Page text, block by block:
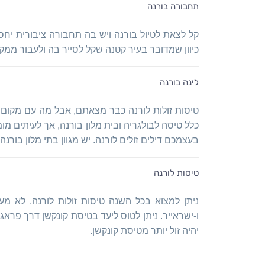
תחבורה בורנה
קל לצאת לטיול בורנה ויש בה תחבורה ציבורית
כיוון שמדובר בעיר קטנה שקל לסייר בה ולעבור
לינה בורנה
טיסות זולות לורנה כבר מצאתם, אבל מה עם מקום
כלל טיסה לבולגריה ובית מלון בורנה, אך לעיתים
בעצמכם דילים זולים לורנה. יש מגוון בתי מלון
טיסות לורנה
ניתן למצוא בכל השנה טיסות זולות לורנה. לא
ו-ישראייר. ניתן לטוס ליעד בטיסת קונקשן דרך
יהיה זול יותר מטיסת קונקשן.